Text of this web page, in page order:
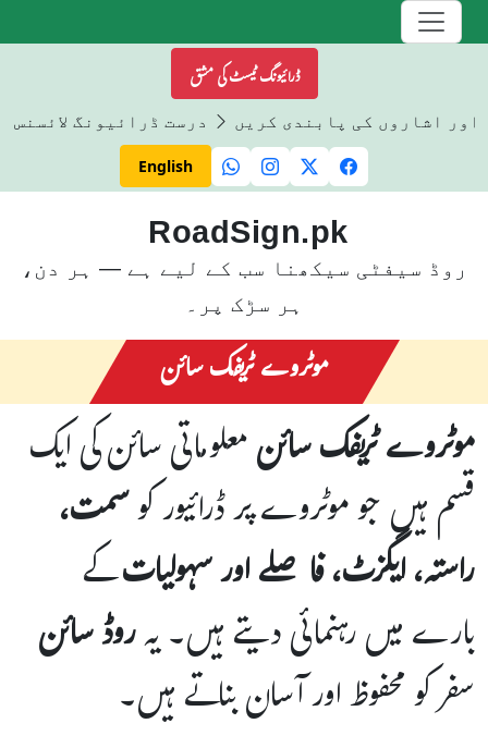
ڈرائیونگ ٹیسٹ کی مشق
اور اشاروں کی پابندی کریں درست ڈرائیونگ
English
RoadSign.pk
روڈ سیفٹی سیکھنا سب کے لیے ہے — ہر دن،
ہر سڑک پر۔
موٹروے ٹریفک سائن
موٹروے ٹریفک سائنمعلوماتی سائن کی ایک
قسم ہیں جو موٹروے پر ڈرائیور کوسمت،
راستہ، ایگزٹ، فاصلے اور سہولیاتکے
بارے میں رہنمائی دیتے ہیں۔ یہروڈ سائن
سفر کو محفوظ اور آسان بناتے ہیں۔